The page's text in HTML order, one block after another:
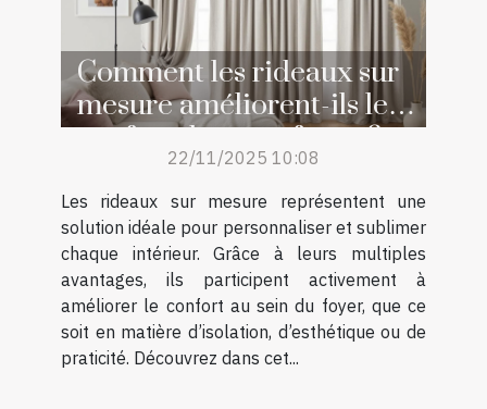
Comment les rideaux sur
mesure améliorent-ils le
confort de votre foyer ?
22/11/2025 10:08
Les rideaux sur mesure représentent une
solution idéale pour personnaliser et sublimer
chaque intérieur. Grâce à leurs multiples
avantages, ils participent activement à
améliorer le confort au sein du foyer, que ce
soit en matière d’isolation, d’esthétique ou de
praticité. Découvrez dans cet...